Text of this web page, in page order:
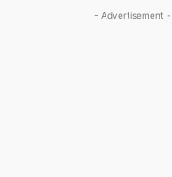
- Advertisement -